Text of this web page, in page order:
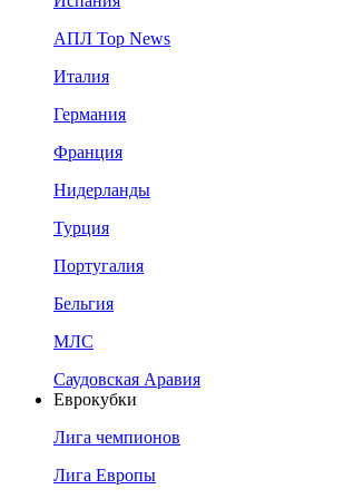
АПЛ Top News
Италия
Германия
Франция
Нидерланды
Турция
Португалия
Бельгия
МЛС
Саудовская Аравия
Еврокубки
Лига чемпионов
Лига Европы